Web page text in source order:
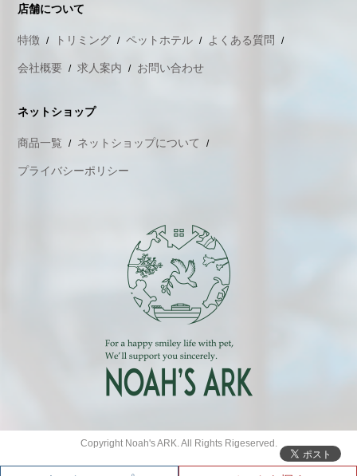
店舗について
特徴 トリミング ペットホテル よくある質問
会社概要 求人案内 お問い合わせ
ネットショップ
商品一覧 ネットショップについて
プライバシーポリシー
Copyright Noah's ARK. All Rights Rigeserved.